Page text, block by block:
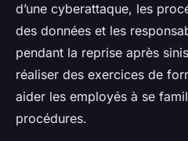
d’une cyberattaque, les
des données et les
pendant la reprise après
réaliser des exercices de
aider les employés à se
procédures.